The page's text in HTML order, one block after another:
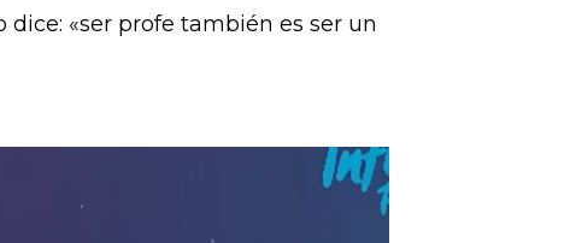
«ser profe también es ser un